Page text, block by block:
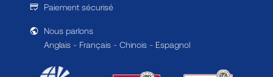
Paiement sécurisé
Nous parlons
Anglais - Français - Chinois - Espagnol